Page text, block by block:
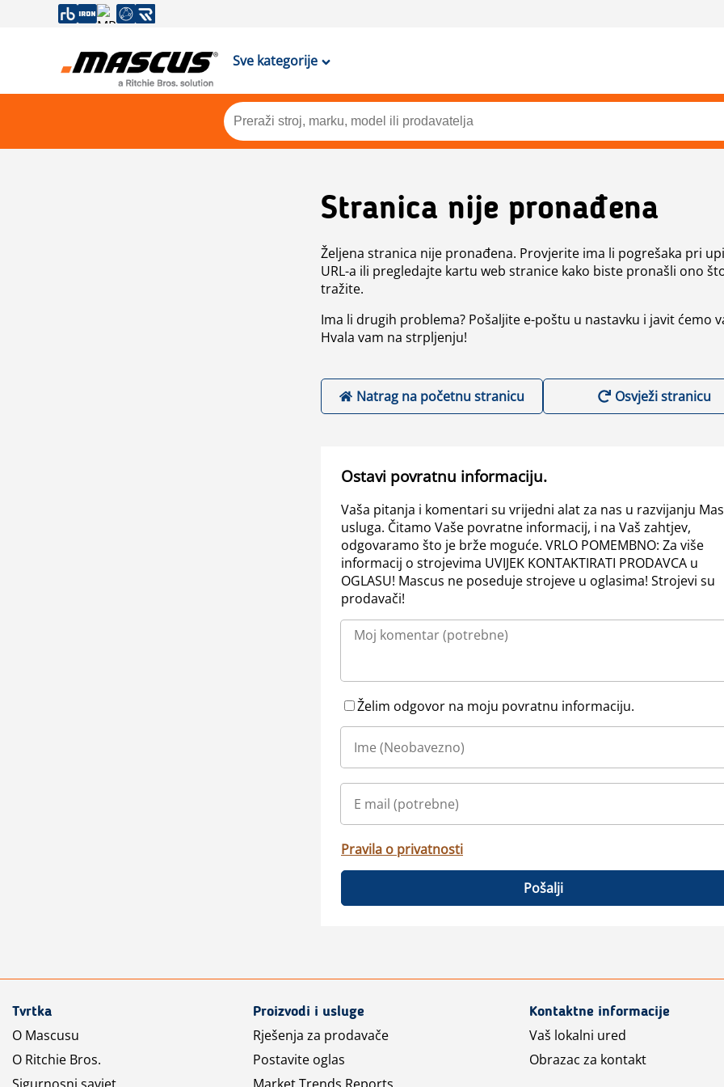
Sve kategorije
Stranica nije pronađena
Željena stranica nije pronađena. Provjerite ima li pogrešaka pri
URL-a ili pregledajte kartu web stranice kako biste pronašli ono
tražite.
Ima li drugih problema? Pošaljite e-poštu u nastavku i javit ćemo
Hvala vam na strpljenju!
Natrag na početnu stranicu Osvježi stranicu
Ostavi povratnu informaciju.
Vaša pitanja i komentari su vrijedni alat za nas u razvijanju
usluga. Čitamo Vaše povratne informacij, i na Vaš zahtjev,
odgovaramo što je brže moguće. VRLO POMEMBNO: Za više
informacij o strojevima UVIJEK KONTAKTIRATI PRODAVCA u
OGLASU! Mascus ne poseduje strojeve u oglasima! Strojevi su
prodavači!
Želim odgovor na moju povratnu informaciju.
Pravila o privatnosti
Pošalji
Tvrtka
O Mascusu
O Ritchie Bros.
Proizvodi i usluge
Rješenja za prodavače
Postavite oglas
Kontaktne informacije
Vaš lokalni ured
Obrazac za kontakt